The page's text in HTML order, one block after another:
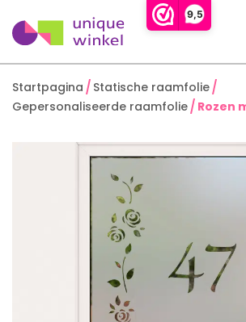
9,5
Startpagina
Statische raamfolie
Gepersonaliseerde raamfolie
Rozen